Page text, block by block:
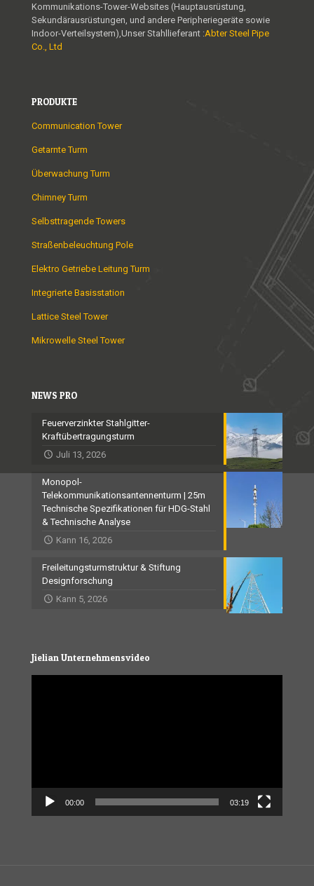
Kommunikations-Tower-Websites (Hauptausrüstung,
Sekundärausrüstungen, und andere Peripheriegeräte sowie
Indoor-Verteilsystem),Unser Stahllieferant :Abter Steel Pipe
Co., Ltd
PRODUKTE
Communication Tower
Getarnte Turm
Überwachung Turm
Chimney Turm
Selbsttragende Towers
Straßenbeleuchtung Pole
Elektro Getriebe Leitung Turm
Integrierte Basisstation
Lattice Steel Tower
Mikrowelle Steel Tower
NEWS PRO
Feuerverzinkter Stahlgitter-
Kraftübertragungsturm
Juli 13, 2026
Monopol-
Telekommunikationsantennenturm | 25m
Technische Spezifikationen für HDG-Stahl
& Technische Analyse
Kann 16, 2026
Freileitungsturmstruktur & Stiftung
Designforschung
Kann 5, 2026
Jielian Unternehmensvideo
00:00 03:19